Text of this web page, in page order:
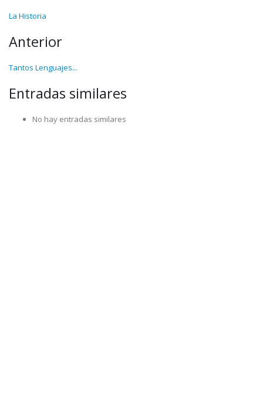
La Historia
Anterior
Tantos Lenguajes...
Entradas similares
No hay entradas similares